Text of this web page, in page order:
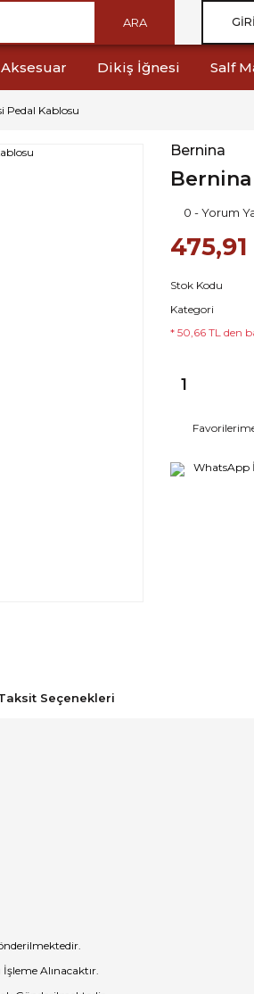
ARA
Aksesuar Dikiş İğnesi Salf
Pedal Kablosu
Bernina
0 - Yorum
Stok Kodu
Kategori
* 50,66 TL den
WhatsApp
Seçenekleri
Alınacaktır.